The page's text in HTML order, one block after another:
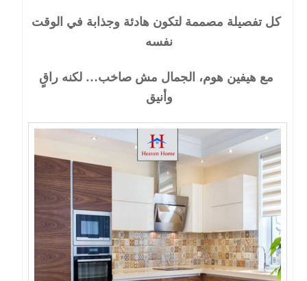
كل تفصيلة مصممة لتكون هادئة وجذابة في الوقت
نفسه
مع هيفين هوم، الجمال مش صاخب… لكنه راقٍ
وأنيق